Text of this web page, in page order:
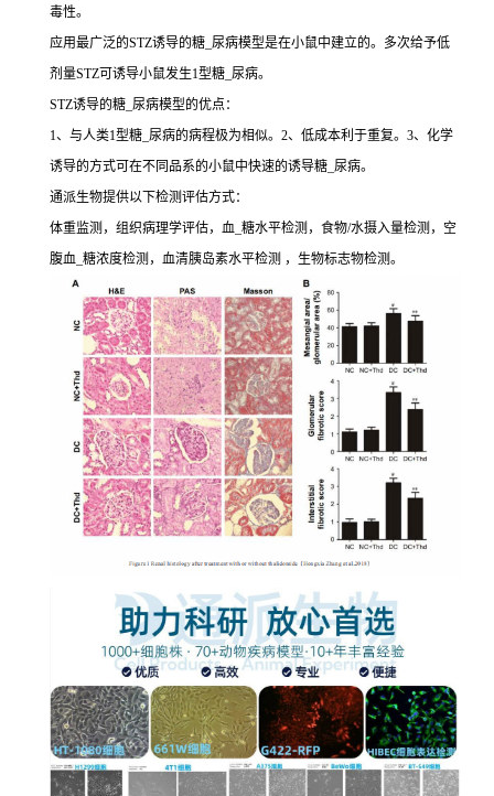
毒性。
应用最广泛的STZ诱导的糖_尿病模型是在小鼠中建立的。多次给予低
剂量STZ可诱导小鼠发生1型糖_尿病。
STZ诱导的糖_尿病模型的优点：
1、与人类1型糖_尿病的病程极为相似。2、低成本利于重复。3、化学
诱导的方式可在不同品系的小鼠中快速的诱导糖_尿病。
通派生物提供以下检测评估方式：
体重监测，组织病理学评估，血_糖水平检测，食物/水摄入量检测，空
腹血_糖浓度检测，血清胰岛素水平检测 ，生物标志物检测。